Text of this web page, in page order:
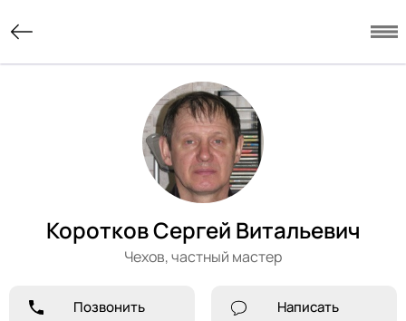
Коротков Сергей Витальевич
Чехов,частный мастер
Позвонить Написать